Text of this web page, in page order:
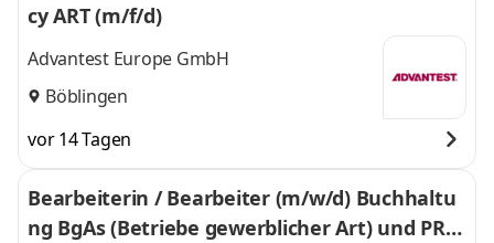
cy ART (m/f/d)
Advantest Europe GmbH
Böblingen
vor 14 Tagen
Bearbeiterin / Bearbeiter (m/w/d) Buchhaltu
ng BgAs (Betriebe gewerblicher Art) und PRE